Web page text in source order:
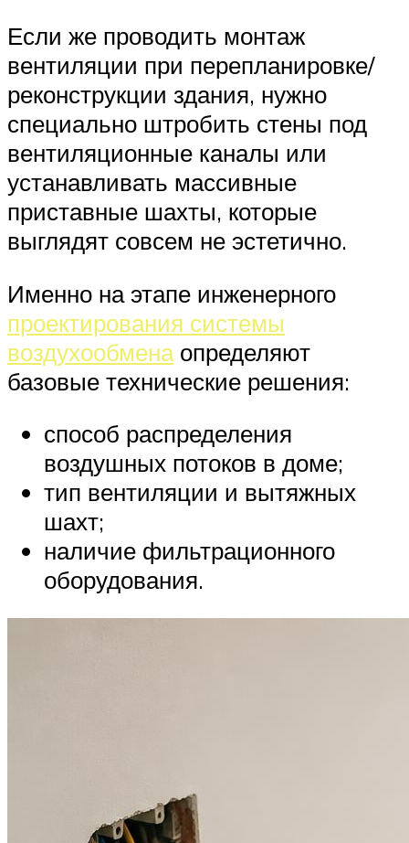
Если же проводить монтаж
вентиляции при перепланировке/
реконструкции здания, нужно
специально штробить стены под
вентиляционные каналы или
устанавливать массивные
приставные шахты, которые
выглядят совсем не эстетично.
Именно на этапе инженерного
проектирования системы
воздухообменаопределяют
базовые технические решения:
способ распределения
воздушных потоков в доме;
тип вентиляции и вытяжных
шахт;
наличие фильтрационного
оборудования.